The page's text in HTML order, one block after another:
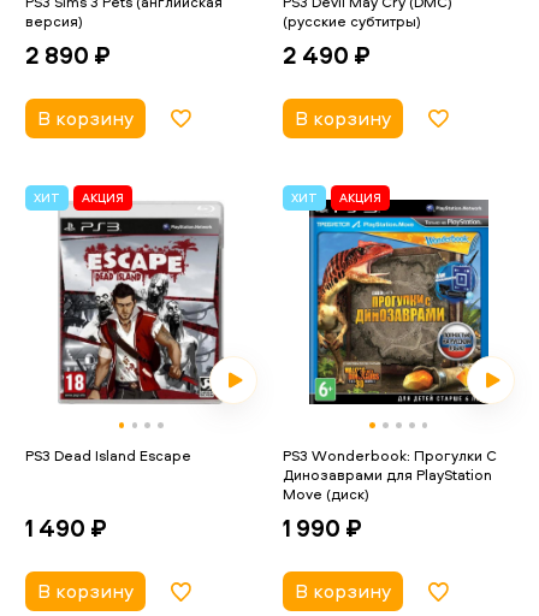
версия)
2 890 ₽
В корзину
(русские субтитры)
2 490 ₽
В корзину
ХИТ АКЦИЯ
PS3 Dead Island Escape
1 490 ₽
В корзину
ХИТ АКЦИЯ
PS3 Wonderbook: Прогулки С
Динозаврами для PlayStation
Move (диск)
1 990 ₽
В корзину